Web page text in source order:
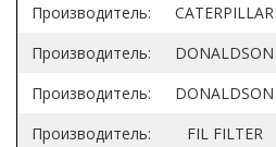
Производитель:
CATERPILLAR
Производитель:
DONALDSON
Производитель:
DONALDSON
Производитель:
FIL FILTER